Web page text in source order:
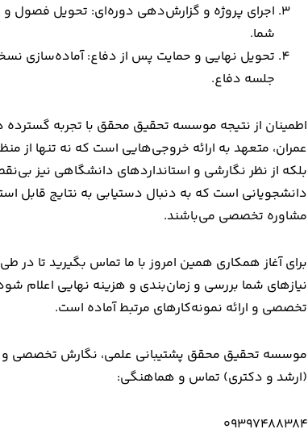
اجرای پروژه و گزارش‌دهی دوره‌ای: تحویل فصول و
شما.
تحویل نهایی و حمایت پس از دفاع: آماده‌سازی
جلسه دفاع.
اطمینان از نتیجه موسسه تحقیق محقق با تجربه
عمران، متعهد به ارائه خروجی‌هایی است که نه تنها از
بلکه از نظر نگارشی و استانداردهای دانشگاهی نیز
دانشجویانی است که به دنبال دستیابی به نتایج قابل
مشاوره تخصصی می‌باشند.
برای آغاز همکاری همین امروز با ما تماس بگیرید تا در
نیازهای شما بررسی و زمان‌بندی و هزینه‌ نهایی اعلام
تخصصی و ارائه نمونه‌کارهای مرتبط آماده است.
موسسه تحقیق محقق پشتیبانی علمی، نگارش تخصصی و
(ارشد و دکتری) تماس و هماهنگی:
۰۹۳۹۷۴۸۸۳۸۴